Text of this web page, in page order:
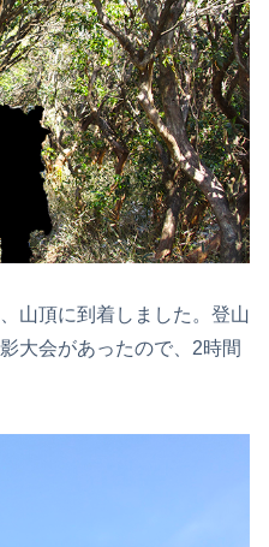
山頂に到着しました。登山
大会があったので、2時間